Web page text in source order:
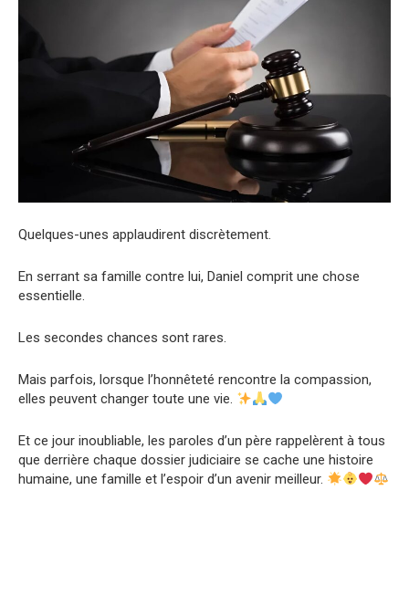
Quelques-unes applaudirent discrètement.
En serrant sa famille contre lui, Daniel comprit une chose
essentielle.
Les secondes chances sont rares.
Mais parfois, lorsque l’honnêteté rencontre la compassion,
elles peuvent changer toute une vie.
Et ce jour inoubliable, les paroles d’un père rappelèrent à tous
que derrière chaque dossier judiciaire se cache une histoire
humaine, une famille et l’espoir d’un avenir meilleur.